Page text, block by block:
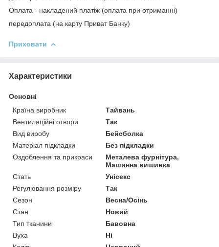
Оплата - накладений платіж (оплата при отриманні)
передоплата (на карту Приват Банку)
Приховати
Характеристики
Основні
Країна виробник
Тайвань
Вентиляційні отвори
Так
Вид виробу
Бейсболка
Матеріал підкладки
Без підкладки
Оздоблення та прикраси
Металева фурнітура,
Машинна вишивка
Стать
Унісекс
Регулювання розміру
Так
Сезон
Весна/Осінь
Стан
Новий
Тип тканини
Бавовна
Вуха
Ні